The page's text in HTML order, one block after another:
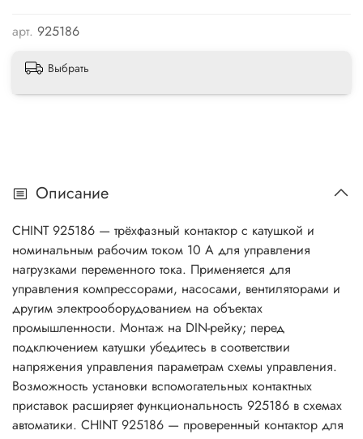
арт. 925186
Выбрать
Описание
CHINT 925186 — трёхфазный контактор с катушкой и
номинальным рабочим током 10 А для управления
нагрузками переменного тока. Применяется для
управления компрессорами, насосами, вентиляторами и
другим электрооборудованием на объектах
промышленности. Монтаж на DIN-рейку; перед
подключением катушки убедитесь в соответствии
напряжения управления параметрам схемы управления.
Возможность установки вспомогательных контактных
приставок расширяет функциональность 925186 в схемах
автоматики. CHINT 925186 — проверенный контактор для